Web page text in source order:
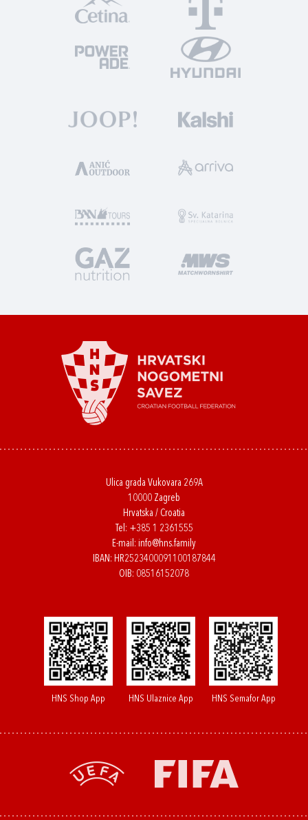
Ulica grada Vukovara 269A
10000 Zagreb
Hrvatska / Croatia
Tel: +385 1 2361555
E-mail: info@hns.family
IBAN: HR2523400091100187844
OIB: 08516152078
HNS Shop App HNS Ulaznice App HNS Semafor App